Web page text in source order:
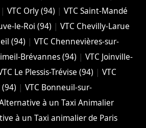
| VTC Orly (94) | VTC Saint-Mandé
le-Roi (94) | VTC Chevilly-Larue
(94) | VTC Chennevières-sur-
Brévannes (94) |VTC Joinville-
Le Plessis-Trévise (94) |VTC
| VTC Bonneuil-sur-
à un Taxi Animalier
à un Taxi animalier de Paris